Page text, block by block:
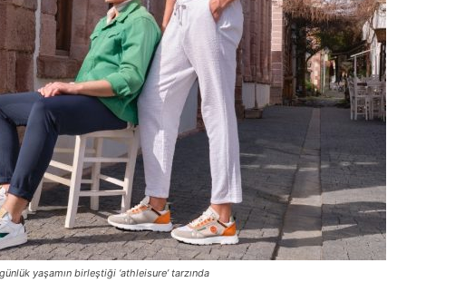
yaşamın birleştiği ‘athleisure’ tarzında